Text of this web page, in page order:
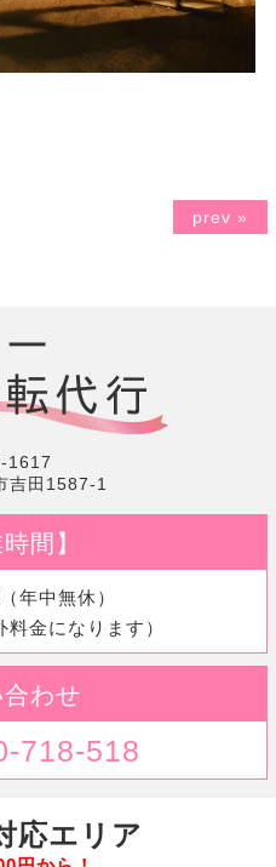
prev »
1617
吉田1587-1
間】
年中無休）
料金になります）
わせ
718-518
応エリア